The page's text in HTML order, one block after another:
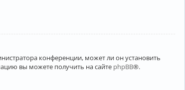
конференции, может ли он установить
вы можете получить на сайте phpBB®.